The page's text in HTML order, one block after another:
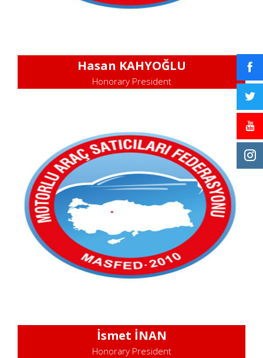
Hasan KAHYOĞLU
Honorary President
İsmet İNAN
Honorary President